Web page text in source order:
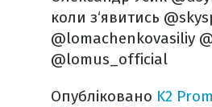
коли з‘явитись
@lomachenkovasiliy
@lomus_official
Опубліковано K2